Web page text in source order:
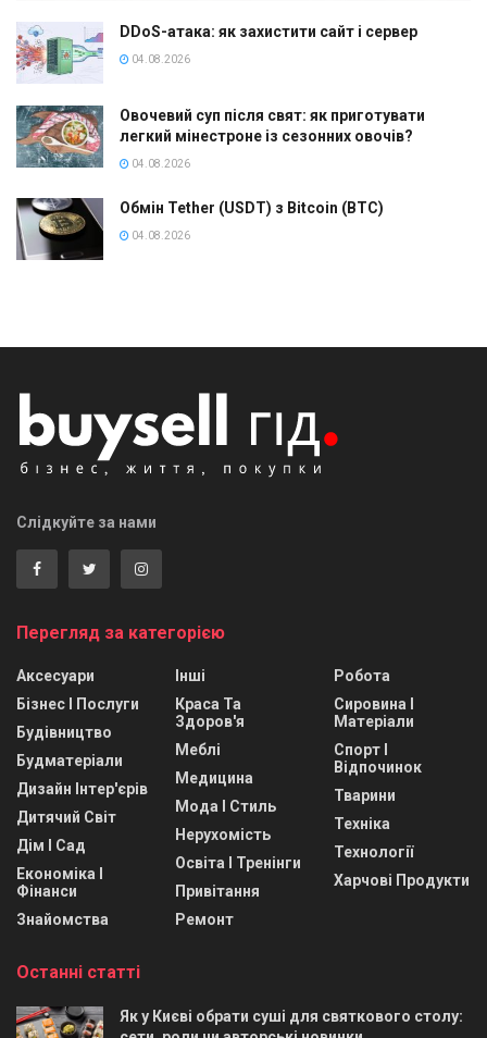
DDoS-атака: як захистити сайт і сервер
04.08.2026
Овочевий суп після свят: як приготувати
легкий мінестроне із сезонних овочів?
04.08.2026
Обмін Tether (USDT) з Bitcoin (BTC)
04.08.2026
Слідкуйте за нами
Перегляд за категорією
Аксесуари
Бізнес І Послуги
Будівництво
Будматеріали
Дизайн Інтер'єрів
Дитячий Світ
Дім І Сад
Економіка І
Фінанси
Знайомства
Інші
Краса Та
Здоров'я
Меблі
Медицина
Мода І Стиль
Нерухомість
Освіта І Тренінги
Привітання
Ремонт
Робота
Сировина І
Матеріали
Спорт І
Відпочинок
Тварини
Техніка
Технології
Харчові Продукти
Останні статті
Як у Києві обрати суші для святкового столу: